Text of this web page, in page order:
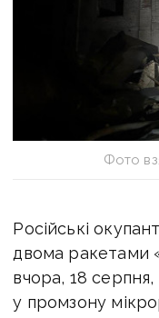
Фото
Російські
двома ракетами
вчора, 18 серпня,
у промзону